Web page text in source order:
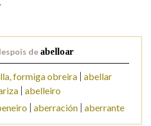
BUSCA
de abelloar
formiga obreira
abellar
abelleiro
aberración aberrante